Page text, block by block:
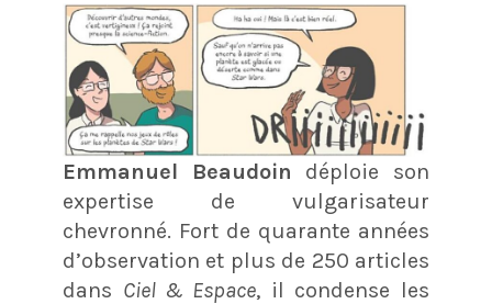
Emmanuel Beaudoin déploie son
expertise de vulgarisateur
chevronné. Fort de quarante années
d’observation et plus de 250 articles
dans Ciel & Espace, il condense les